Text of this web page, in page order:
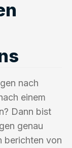
nach
einem
Dann bist
genau
berichten von